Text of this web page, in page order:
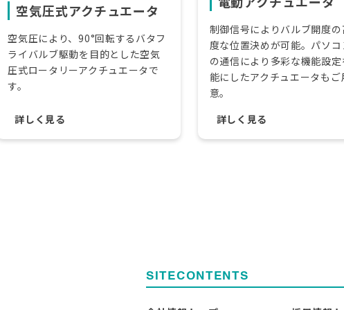
空気圧式アクチュエータ
空気圧により、90°回転するバタフ
ライバルブ駆動を目的とした空気
圧式ロータリーアクチュエータで
す。
詳しく見る
制御信号によりバルブ開度の
度な位置決めが可能。パソコ
の通信により多彩な機能設定
能にしたアクチュエータもご
意。
詳しく見る
SITECONTENTS